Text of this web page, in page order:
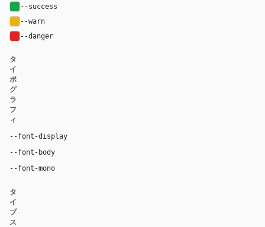
--success
--warn
--danger
タ
イ
ポ
グ
ラ
フ
ィ
--font-display
--font-body
--font-mono
タ
イ
プ
ス